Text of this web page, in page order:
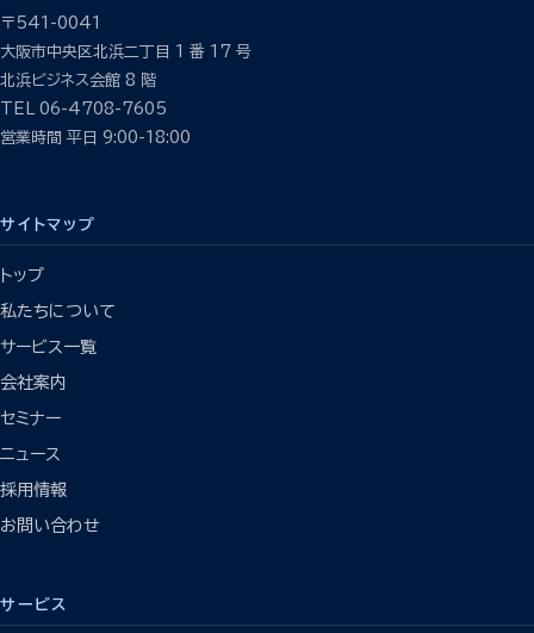
〒541-0041
大阪市中央区北浜二丁目 1 番 17 号
北浜ビジネス会館 8 階
TEL 06-4708-7605
営業時間 平日 9:00-18:00
サイトマップ
トップ
私たちについて
サービス一覧
会社案内
セミナー
ニュース
採用情報
お問い合わせ
サービス